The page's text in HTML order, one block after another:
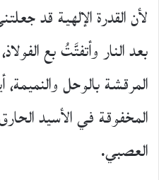
لأن القدرة الإلهية قد
بعد النار وأتفتَّتُ بع
المرقشة بالوحل
المخفوقة في الأسيد
العصبي.